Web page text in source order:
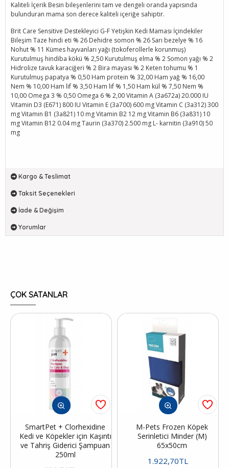
Kaliteli İçerik Besin bileşenlerini tam ve dengeli oranda yapısında
bulunduran mama son derece kaliteli içeriğe sahiptir.
Brit Care Sensitive Destekleyici G-F Yetişkin Kedi Maması İçindekiler
Bileşim Taze hindi eti % 26 Dehidre somon % 26 Sarı bezelye % 16
Nohut % 11 Kümes hayvanları yağı (tokoferollerle korunmuş)
Kurutulmuş hindiba kökü % 2,50 Kurutulmuş elma % 2 Somon yağı % 2
Hidrolize tavuk karaciğeri % 2 Bira mayası % 2 Keten tohumu % 1
Kurutulmuş papatya % 0,50 Ham protein % 32,00 Ham yağ % 16,00
Nem % 10,00 Ham lif % 3,50 Ham lif % 1,50 Ham kül % 7,50 Nem %
10,00 Omega 3 % 0,50 Omega 6 % 2,00 Vitamin A (3a672a) 20.000 IU
Vitamin D3 (E671) 800 IU Vitamin E (3a700) 600 mg Vitamin C (3a312) 300
mg Vitamin B1 (3a821) 10 mg Vitamin B2 12 mg Vitamin B6 (3a831) 10
mg Vitamin B12 0.04 mg Taurin (3a370) 2.500 mg L- karnitin (3a910) 50
mg
Kargo & Teslimat
Taksit Seçenekleri
İade & Değişim
Yorumlar
ÇOK SATANLAR
SmartPet + Clorhexidine
Kedi ve Köpekler için Kaşıntı
ve Tahriş Giderici Şampuan
250ml
M-Pets Frozen Köpek
Serinletici Minder (M)
65x50cm
1.922,70TL